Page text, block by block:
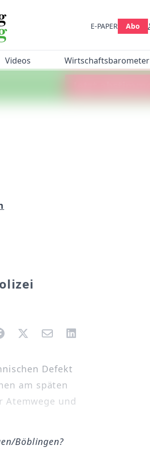
E-PAPER Abo
Videos Wirtschaftsbarometer
Defekt
am späten
Atemwege und
Böblingen?